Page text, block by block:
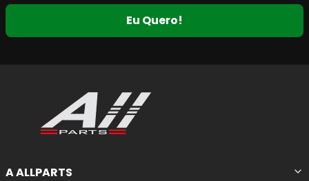
Eu Quero!
A ALLPARTS